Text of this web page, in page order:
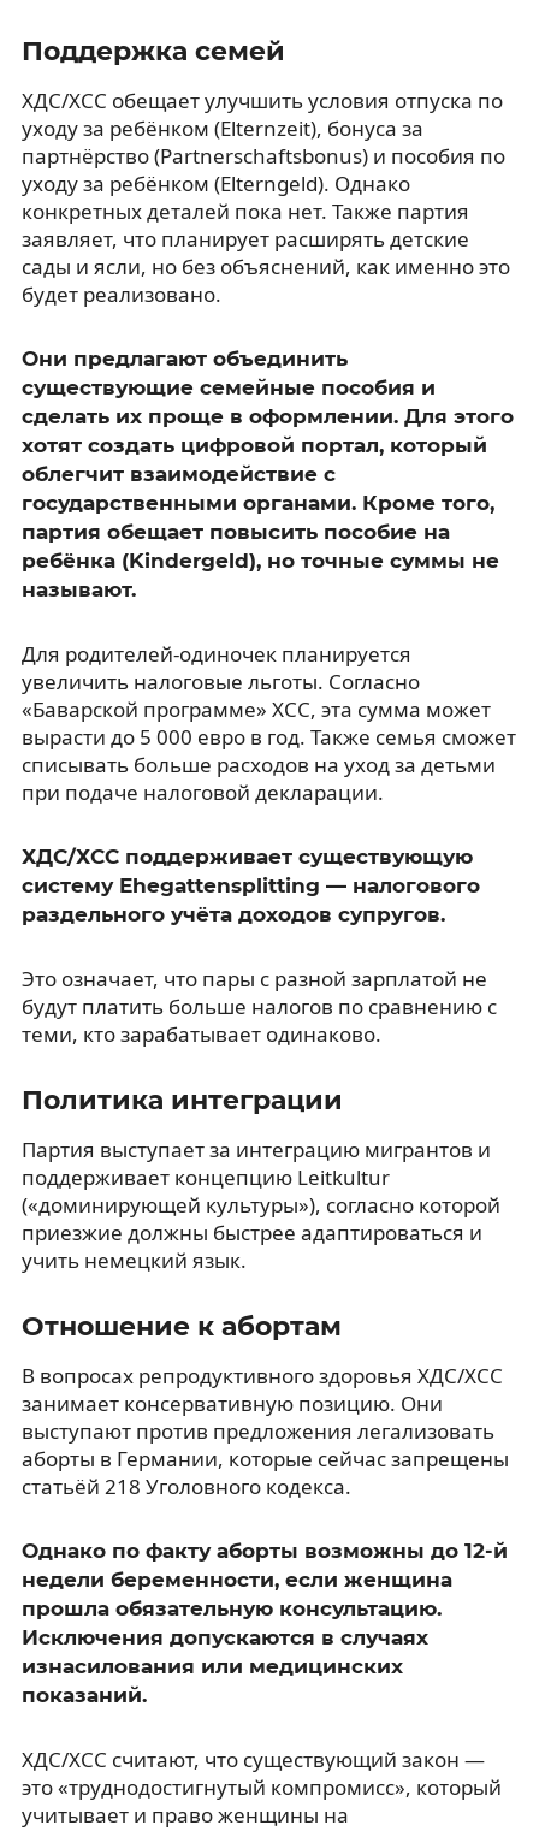
Поддержка семей
ХДС/ХСС обещает улучшить условия отпуска по
уходу за ребёнком (Elternzeit), бонуса за
партнёрство (Partnerschaftsbonus) и пособия по
уходу за ребёнком (Elterngeld). Однако
конкретных деталей пока нет. Также партия
заявляет, что планирует расширять детские
сады и ясли, но без объяснений, как именно это
будет реализовано.
Они предлагают объединить
существующие семейные пособия и
сделать их проще в оформлении. Для этого
хотят создать цифровой портал, который
облегчит взаимодействие с
государственными органами. Кроме того,
партия обещает повысить пособие на
ребёнка (Kindergeld), но точные суммы не
называют.
Для родителей-одиночек планируется
увеличить налоговые льготы. Согласно
«Баварской программе» ХСС, эта сумма может
вырасти до 5 000 евро в год. Также семья сможет
списывать больше расходов на уход за детьми
при подаче налоговой декларации.
ХДС/ХСС поддерживает существующую
систему Ehegattensplitting — налогового
раздельного учёта доходов супругов.
Это означает, что пары с разной зарплатой не
будут платить больше налогов по сравнению с
теми, кто зарабатывает одинаково.
Политика интеграции
Партия выступает за интеграцию мигрантов и
поддерживает концепцию Leitkultur
(«доминирующей культуры»), согласно которой
приезжие должны быстрее адаптироваться и
учить немецкий язык.
Отношение к абортам
В вопросах репродуктивного здоровья ХДС/ХСС
занимает консервативную позицию. Они
выступают против предложения легализовать
аборты в Германии, которые сейчас запрещены
статьёй 218 Уголовного кодекса.
Однако по факту аборты возможны до 12-й
недели беременности, если женщина
прошла обязательную консультацию.
Исключения допускаются в случаях
изнасилования или медицинских
показаний.
ХДС/ХСС считают, что существующий закон —
это «труднодостигнутый компромисс», который
учитывает и право женщины на